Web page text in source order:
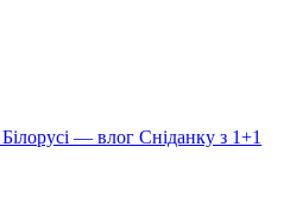
— влог Сніданку з 1+1